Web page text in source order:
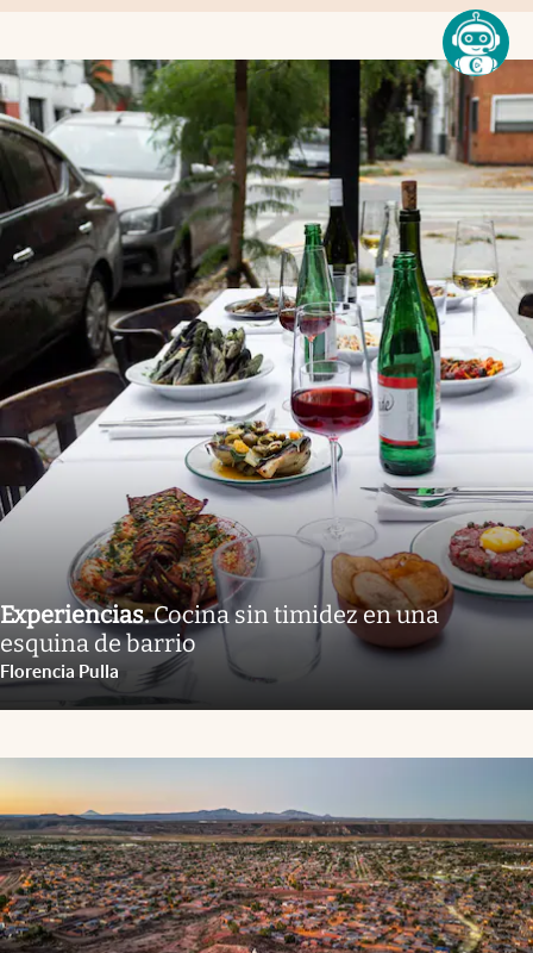
Experiencias.Cocina sin timidez en una
esquina de barrio
Florencia Pulla